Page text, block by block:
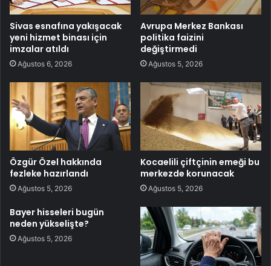
Sivas esnafına yakışacak
yeni hizmet binası için
imzalar atıldı
Ağustos 6, 2026
Avrupa Merkez Bankası
politika faizini
değiştirmedi
Ağustos 5, 2026
Özgür Özel hakkında
fezleke hazırlandı
Ağustos 5, 2026
Kocaelili çiftçinin emeği bu
merkezde korunacak
Ağustos 5, 2026
Bayer hisseleri bugün
neden yükselişte?
Ağustos 5, 2026